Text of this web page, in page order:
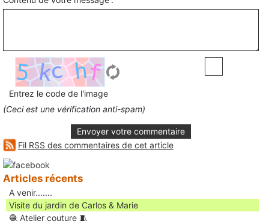
Entrez le code de l'image
(Ceci est une vérification anti-spam)
Envoyer votre commentaire
Fil RSS des commentaires de cet article
Articles récents
A venir.......
Visite du jardin de Carlos & Marie
🧶 Atelier couture 🧵